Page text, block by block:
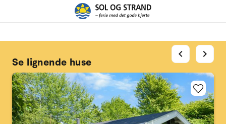
Se lignende huse
chevron_left chevron_right